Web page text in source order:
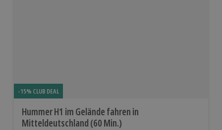
-15% CLUB DEAL
Hummer H1 im Gelände fahren in
Mitteldeutschland (60 Min.)